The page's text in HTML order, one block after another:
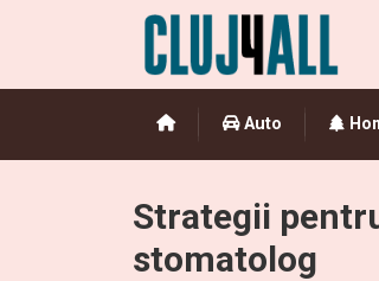
Auto
Strategii
stomatolog